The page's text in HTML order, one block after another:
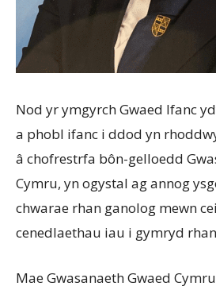
Nod yr ymgyrch Gwaed Ifanc
a phobl ifanc i ddod yn
â chofrestrfa bôn-gelloedd
Cymru, yn ogystal ag annog
chwarae rhan ganolog mewn
cenedlaethau iau i gymryd
Mae Gwasanaeth Gwaed